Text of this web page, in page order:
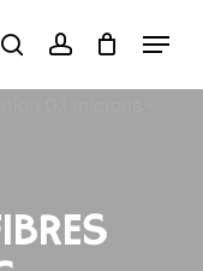
searchaccount
Menu
Close